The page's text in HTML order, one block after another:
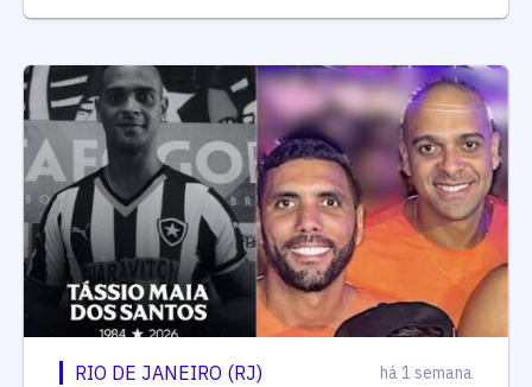
RIO DE JANEIRO (RJ) há 1 semana